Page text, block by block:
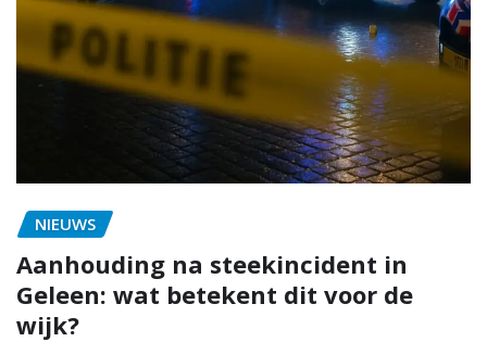
NIEUWS
Aanhouding na steekincident in
Geleen: wat betekent dit voor de
wijk?